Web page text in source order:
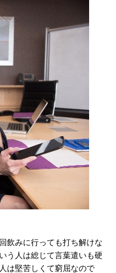
飲みに行っても打ち解けな
う人は総じて言葉遣いも硬
は堅苦しくて窮屈なので